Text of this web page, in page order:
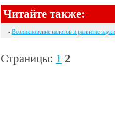
Читайте также:
- Возникновение налогов и развитие
Страницы: 1 2